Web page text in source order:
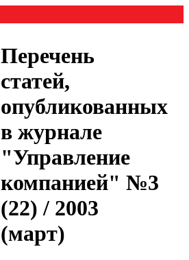
Перечень
статей,
опубликованных
в журнале
"Управление
компанией" №3
(22) / 2003
(март)